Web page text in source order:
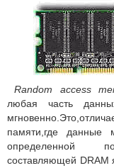
Random access
любая часть
памяти,где данные
определенной
составляющей DRAM